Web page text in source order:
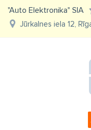
"Auto Elektronika" SIA
Jūrkalnes iela 12,